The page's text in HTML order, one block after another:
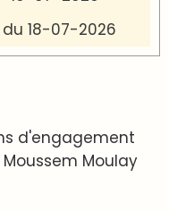
18-07-2026
d'engagement
Moulay